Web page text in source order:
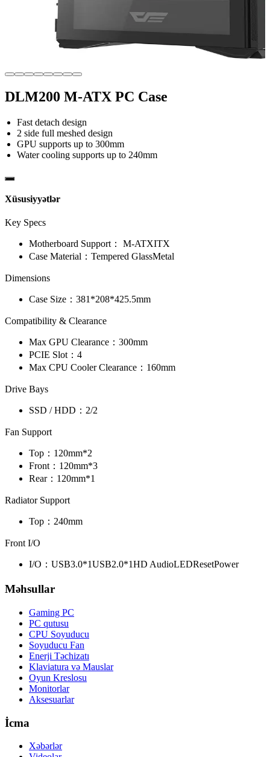
DLM200 M-ATX PC Case
Fast detach design
2 side full meshed design
GPU supports up to 300mm
Water cooling supports up to 240mm
Xüsusiyyətlər
Key Specs
Motherboard Support： M-ATXITX
Case Material： Tempered GlassMetal
Dimensions
Case Size： 381*208*425.5mm
Compatibility & Clearance
Max GPU Clearance： 300mm
PCIE Slot： 4
Max CPU Cooler Clearance： 160mm
Drive Bays
SSD / HDD： 2/2
Fan Support
Top： 120mm*2
Front： 120mm*3
Rear： 120mm*1
Radiator Support
Top： 240mm
Front I/O
I/O： USB3.0*1USB2.0*1HD AudioLEDResetPower
Məhsullar
Gaming PC
PC qutusu
CPU Soyuducu
Soyuducu Fan
Enerji Təchizatı
Klaviatura və Mauslar
Oyun Kreslosu
Monitorlar
Aksesuarlar
İcma
Xəbərlər